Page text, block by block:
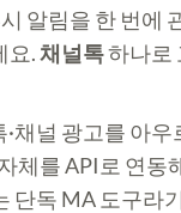
알림을 한 번에
요.채널톡하나로
·채널 광고를 아
체를 API로 연
단독 MA 도구라